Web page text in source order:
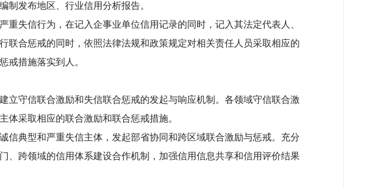
制发布地区、行业信用分析报告。
失信行为，在记入企事业单位信用记录的同时，记入其法定代表人、
联合惩戒的同时，依照法律法规和政策规定对相关责任人员采取相应的
戒措施落实到人。
守信联合激励和失信联合惩戒的发起与响应机制。各领域守信联合激
体采取相应的联合激励和联合惩戒措施。
典型和严重失信主体，发起部省协同和跨区域联合激励与惩戒。充分
、跨领域的信用体系建设合作机制，加强信用信息共享和信用评价结果